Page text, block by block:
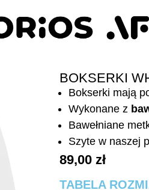
BOKSERKI
Bokserki mają
Wykonane z
Bawełniane
Szyte w naszej
89,00 zł
TABELA